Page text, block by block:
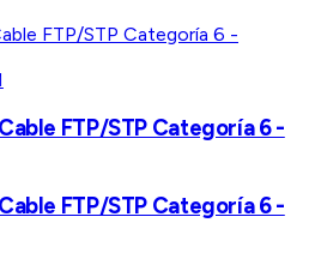
FTP/STP Categoría 6 -
FTP/STP Categoría 6 -